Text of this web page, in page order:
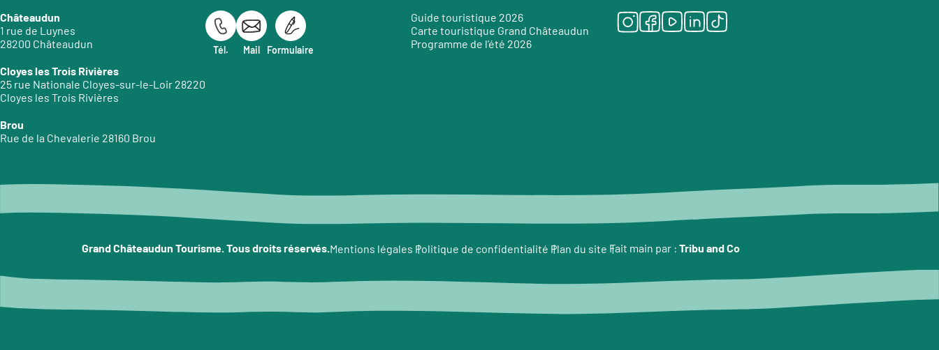
Châteaudun
1 rue de Luynes
28200 Châteaudun
Cloyes les Trois Rivières
25 rue Nationale Cloyes-sur-le-Loir 28220
Cloyes les Trois Rivières
Brou
Rue de la Chevalerie 28160 Brou
Tél. Mail Formulaire
Guide touristique 2026
Carte touristique Grand Châteaudun
Programme de l’été 2026
Instagram
Facebook
Youtube
LinkedIn
Tiktok
Grand Châteaudun Tourisme. Tous droits réservés.Mentions légales Politique de confidentialité Plan du site Fait main par : Tribu and Co